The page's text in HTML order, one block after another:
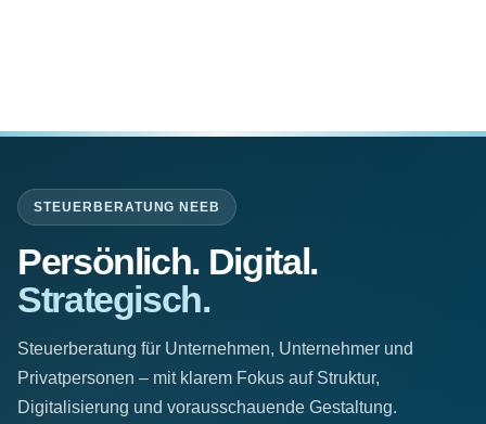
STEUERBERATUNG NEEB
Persönlich. Digital.
Strategisch.
Steuerberatung für Unternehmen, Unternehmer und
Privatpersonen – mit klarem Fokus auf Struktur,
Digitalisierung und vorausschauende Gestaltung.